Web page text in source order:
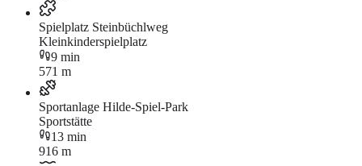
Spielplatz Steinbüchlweg
Kleinkinderspielplatz
9 min
571 m
Sportanlage Hilde-Spiel-Park
Sportstätte
13 min
916 m